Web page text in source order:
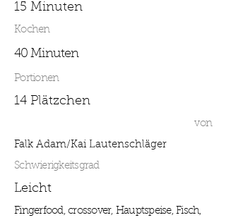
15 Minuten
Kochen
40 Minuten
Portionen
14 Plätzchen
von
Falk Adam/Kai Lautenschläger
Schwierigkeitsgrad
Leicht
Fingerfood, crossover, Hauptspeise, Fisch,